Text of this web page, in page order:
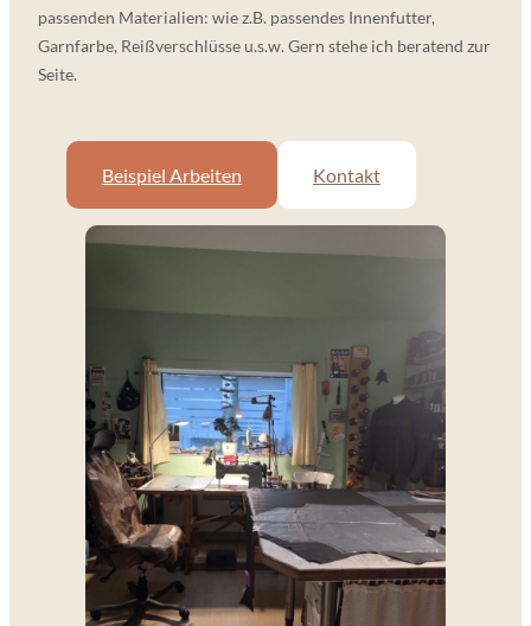
passenden Materialien: wie z.B. passendes Innenfutter,
Garnfarbe, Reißverschlüsse u.s.w. Gern stehe ich beratend zur
Seite.
Beispiel Arbeiten Kontakt